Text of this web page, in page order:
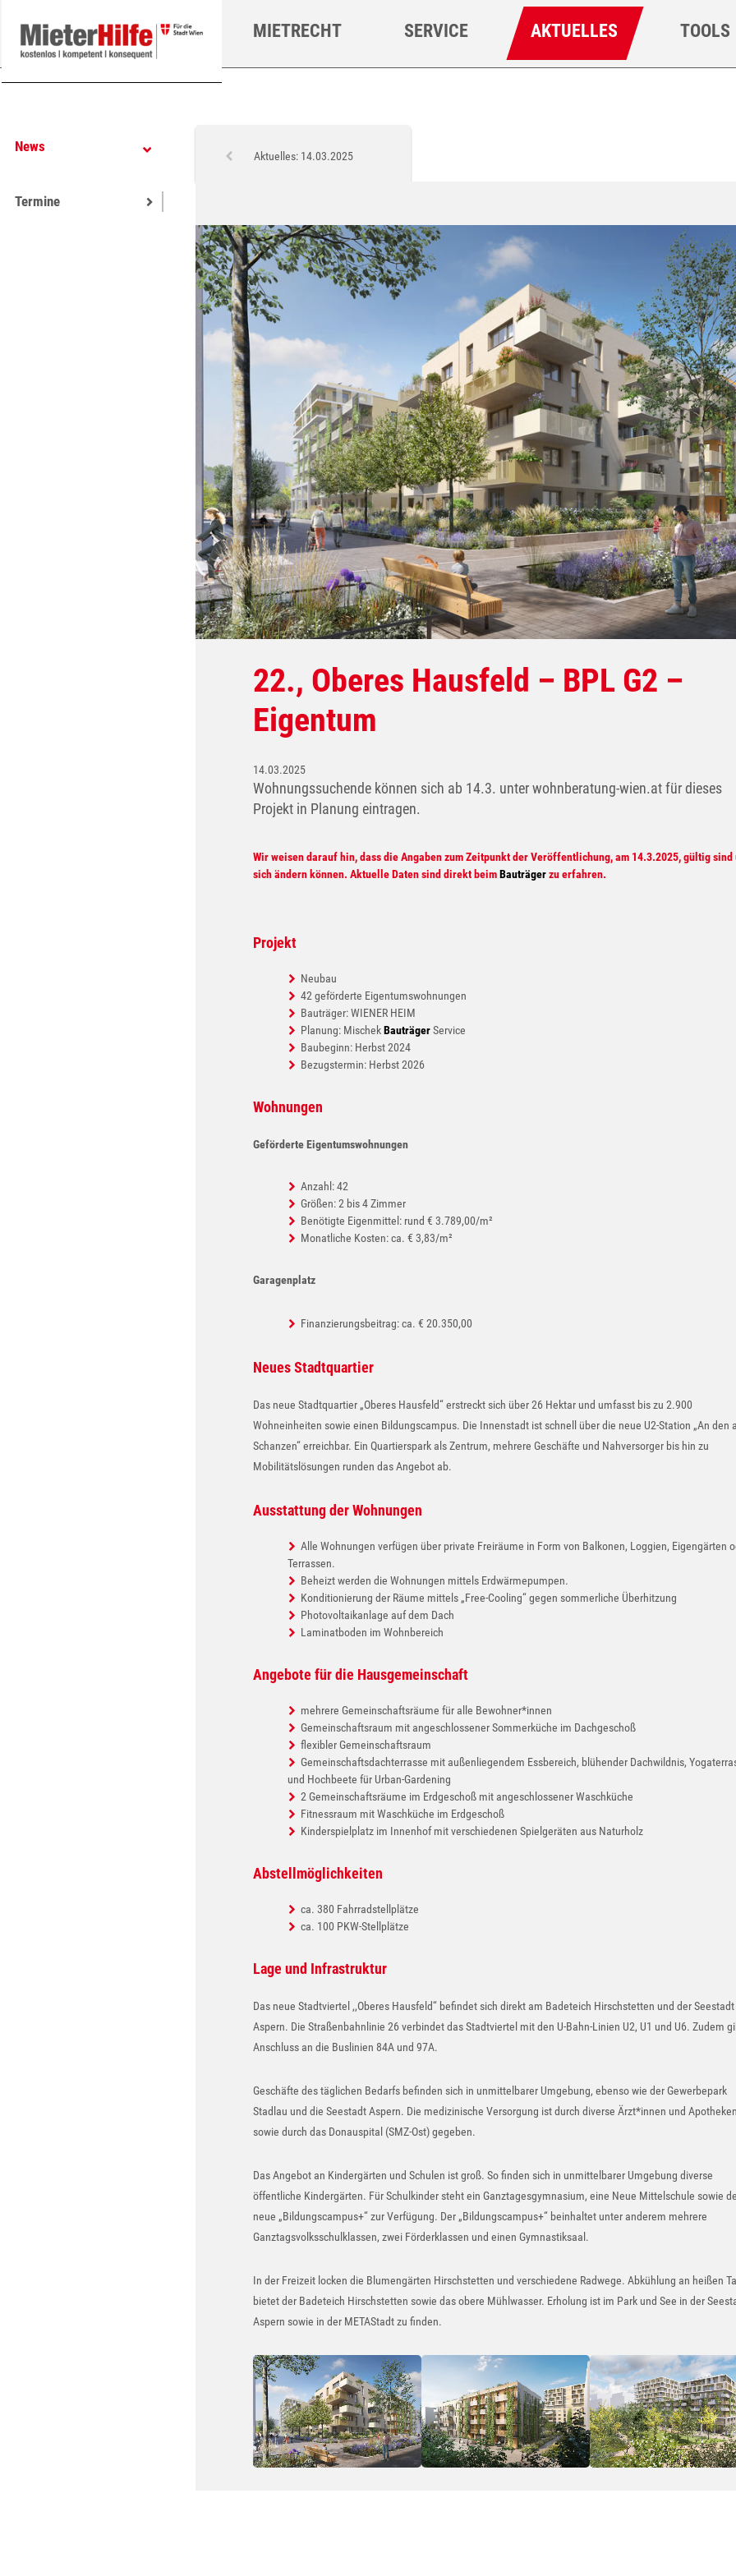
MIETRECHT SERVICE AKTUELLES TOOLS
News
Termine
Aktuelles: 14.03.2025
22., Oberes Hausfeld – BPL G2 –
Eigentum
14.03.2025
Wohnungssuchende können sich ab 14.3. unter wohnberatung-wien.at für dieses
Projekt in Planung eintragen.
Wir weisen darauf hin, dass die Angaben zum Zeitpunkt der Veröffentlichung, am 14.3.2025, gültig sind
sich ändern können. Aktuelle Daten sind direkt beimBauträgerzu erfahren.
Projekt
Neubau
42 geförderte Eigentumswohnungen
Bauträger: WIENER HEIM
Planung: MischekBauträgerService
Baubeginn: Herbst 2024
Bezugstermin: Herbst 2026
Wohnungen
Geförderte Eigentumswohnungen
Anzahl: 42
Größen: 2 bis 4 Zimmer
Benötigte Eigenmittel: rund € 3.789,00/m²
Monatliche Kosten: ca. € 3,83/m²
Garagenplatz
Finanzierungsbeitrag: ca. € 20.350,00
Neues Stadtquartier
Das neue Stadtquartier „Oberes Hausfeld“ erstreckt sich über 26 Hektar und umfasst bis zu 2.900
Wohneinheiten sowie einen Bildungscampus. Die Innenstadt ist schnell über die neue U2-Station „An den
Schanzen“ erreichbar. Ein Quartierspark als Zentrum, mehrere Geschäfte und Nahversorger bis hin zu
Mobilitätslösungen runden das Angebot ab.
Ausstattung der Wohnungen
Alle Wohnungen verfügen über private Freiräume in Form von Balkonen, Loggien, Eigengärten
Terrassen.
Beheizt werden die Wohnungen mittels Erdwärmepumpen.
Konditionierung der Räume mittels „Free-Cooling“ gegen sommerliche Überhitzung
Photovoltaikanlage auf dem Dach
Laminatboden im Wohnbereich
Angebote für die Hausgemeinschaft
mehrere Gemeinschaftsräume für alle Bewohner*innen
Gemeinschaftsraum mit angeschlossener Sommerküche im Dachgeschoß
flexibler Gemeinschaftsraum
Gemeinschaftsdachterrasse mit außenliegendem Essbereich, blühender Dachwildnis,
und Hochbeete für Urban-Gardening
2 Gemeinschaftsräume im Erdgeschoß mit angeschlossener Waschküche
Fitnessraum mit Waschküche im Erdgeschoß
Kinderspielplatz im Innenhof mit verschiedenen Spielgeräten aus Naturholz
Abstellmöglichkeiten
ca. 380 Fahrradstellplätze
ca. 100 PKW-Stellplätze
Lage und Infrastruktur
Das neue Stadtviertel ,,Oberes Hausfeld‘‘ befindet sich direkt am Badeteich Hirschstetten und der Seestadt
Aspern. Die Straßenbahnlinie 26 verbindet das Stadtviertel mit den U-Bahn-Linien U2, U1 und U6. Zudem
Anschluss an die Buslinien 84A und 97A.
Geschäfte des täglichen Bedarfs befinden sich in unmittelbarer Umgebung, ebenso wie der Gewerbepark
Stadlau und die Seestadt Aspern. Die medizinische Versorgung ist durch diverse Ärzt*innen und
sowie durch das Donauspital (SMZ-Ost) gegeben.
Das Angebot an Kindergärten und Schulen ist groß. So finden sich in unmittelbarer Umgebung diverse
öffentliche Kindergärten. Für Schulkinder steht ein Ganztagesgymnasium, eine Neue Mittelschule sowie
neue „Bildungscampus+“ zur Verfügung. Der „Bildungscampus+“ beinhaltet unter anderem mehrere
Ganztagsvolksschulklassen, zwei Förderklassen und einen Gymnastiksaal.
In der Freizeit locken die Blumengärten Hirschstetten und verschiedene Radwege. Abkühlung an heißen
bietet der Badeteich Hirschstetten sowie das obere Mühlwasser. Erholung ist im Park und See in der
Aspern sowie in der METAStadt zu finden.
Show larger version Show larger version Show larger version